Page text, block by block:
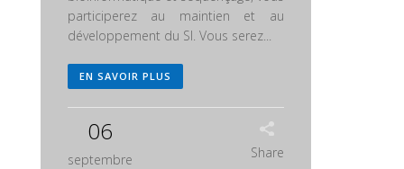
participerez au maintien et au
développement du SI. Vous serez...
EN SAVOIR PLUS
06
septembre Share